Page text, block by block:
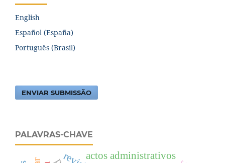
English
Español (España)
Português (Brasil)
ENVIAR SUBMISSÃO
PALAVRAS-CHAVE
actos administrativos